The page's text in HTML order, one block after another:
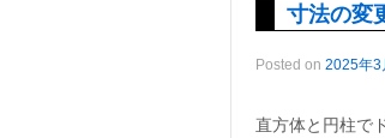
寸法の変
Posted on 2025年3
直方体と円柱で